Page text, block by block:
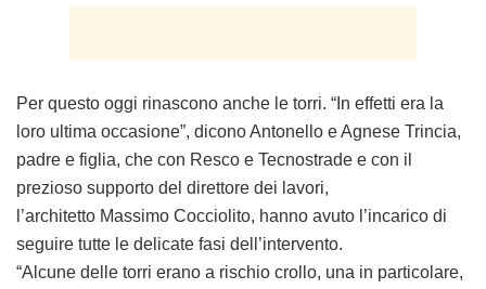
Per questo oggi rinascono anche le torri. “In effetti era la
loro ultima occasione”, diconoAntonello e Agnese Trincia,
padre e figlia, che con Resco e Tecnostrade e con il
prezioso supporto del direttore dei lavori,
l’architetto Massimo Cocciolito, hanno avuto l’incarico di
seguire tutte le delicate fasi dell’intervento.
“Alcune delle torri erano a rischio crollo, una in particolare,